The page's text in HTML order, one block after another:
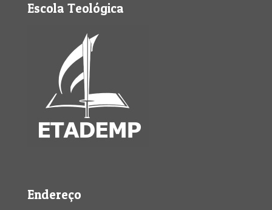
Escola Teológica
Endereço